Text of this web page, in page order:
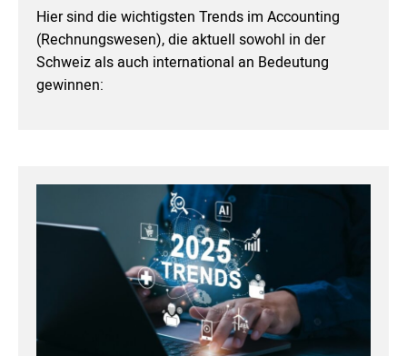
Hier sind die wichtigsten Trends im Accounting
(Rechnungswesen), die aktuell sowohl in der
Schweiz als auch international an Bedeutung
gewinnen: